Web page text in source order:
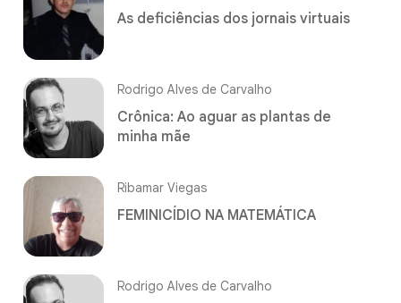
As deficiências dos jornais virtuais
Rodrigo Alves de Carvalho
Crônica: Ao aguar as plantas de
minha mãe
Ribamar Viegas
FEMINICÍDIO NA MATEMÁTICA
Rodrigo Alves de Carvalho